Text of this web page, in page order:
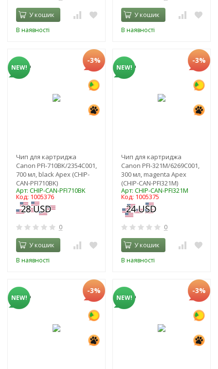
У кошик
В наявності
У кошик
В наявності
NEW!
-3%
Чип для картриджа
Canon PFI-710BK/2354C001,
700 мл, black Apex (CHIP-
CAN-PFI710BK)
Арт: CHIP-CAN-PFI710BK
Код: 1005376
0
У кошик
В наявності
NEW!
-3%
Чип для картриджа
Canon PFI-321M/6269C001,
300 мл, magenta Apex
(CHIP-CAN-PFI321M)
Арт: CHIP-CAN-PFI321M
Код: 1005375
0
У кошик
В наявності
NEW!
-3%
NEW!
-3%